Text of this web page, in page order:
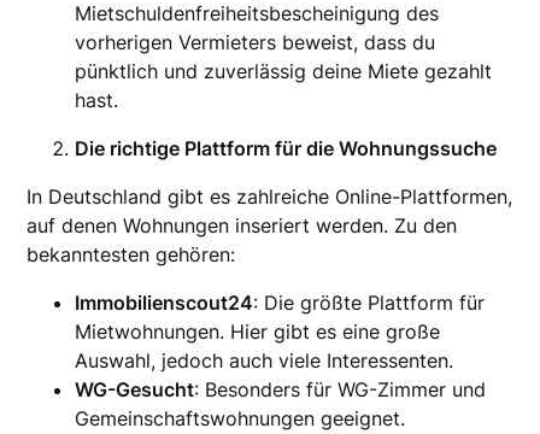
Mietschuldenfreiheitsbescheinigung des
vorherigen Vermieters beweist, dass du
pünktlich und zuverlässig deine Miete gezahlt
hast.
Die richtige Plattform für die Wohnungssuche
In Deutschland gibt es zahlreiche Online-Plattformen,
auf denen Wohnungen inseriert werden. Zu den
bekanntesten gehören:
Immobilienscout24: Die größte Plattform für
Mietwohnungen. Hier gibt es eine große
Auswahl, jedoch auch viele Interessenten.
WG-Gesucht: Besonders für WG-Zimmer und
Gemeinschaftswohnungen geeignet.